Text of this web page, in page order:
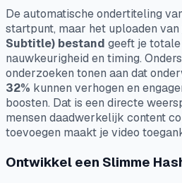
De automatische ondertiteling
startpunt, maar het uploaden van
Subtitle) bestand geeft je
nauwkeurigheid en timing.
onderzoeken tonen aan dat
32% kunnen verhogen en
boosten. Dat is een directe
mensen daadwerkelijk content
toevoegen maakt je video
Ontwikkel een Slimme